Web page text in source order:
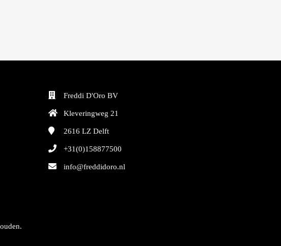
Freddi D'Oro BV
Kleveringweg 21
2616 LZ Delft
+31(0)158877500
info@freddidoro.nl